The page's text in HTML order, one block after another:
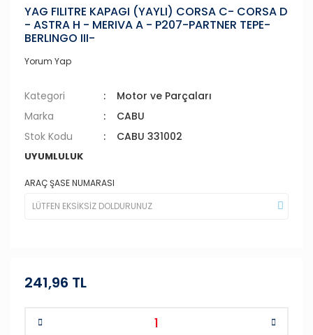
YAG FILITRE KAPAGI (YAYLI) CORSA C- CORSA D
- ASTRA H - MERIVA A - P207-PARTNER TEPE-
BERLINGO III-
Yorum Yap
Kategori
Motor ve Parçaları
Marka
CABU
Stok Kodu
CABU 331002
UYUMLULUK
ARAÇ ŞASE NUMARASI
241,96 TL